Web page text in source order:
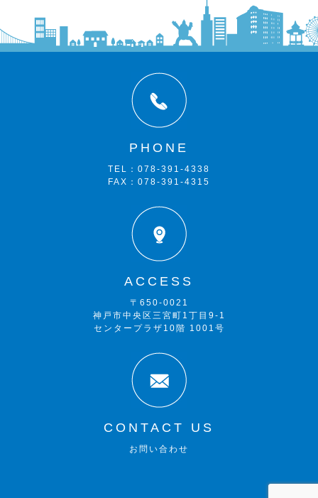
PHONE
TEL：078-391-4338
FAX：078-391-4315
ACCESS
〒650-0021
神戸市中央区三宮町1丁目9-1
センタープラザ10階 1001号
CONTACT US
お問い合わせ